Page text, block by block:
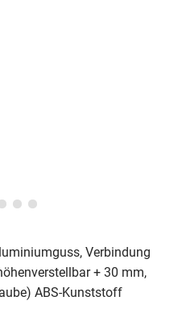
Verbindung
+ 30 mm,
ABS-Kunststoff